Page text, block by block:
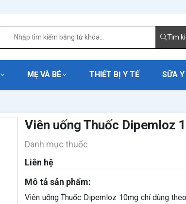
Tìm
MẸ VÀ BÉ THIẾT BỊ Y TẾ SỮA
Viên uống Thuốc Dipemloz
Danh mục thuốc
Liên hệ
Mô tả sản phẩm:
Viên uống Thuốc Dipemloz 10mg chỉ dùng